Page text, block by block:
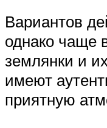
Вариантов
однако чаще
землянки и
имеют
приятную